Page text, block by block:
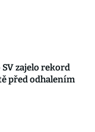
zajelo rekord
před odhalením